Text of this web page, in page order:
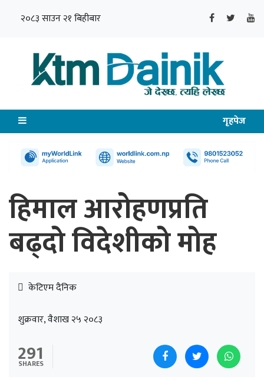
२०८३ साउन २१ बिहीबार
गृहपेज
हिमाल आरोहणप्रति
बढ्दो विदेशीको मोह
केटिएम दैनिक
शुक्रवार, वैशाख २५ २०८३
291
SHARES